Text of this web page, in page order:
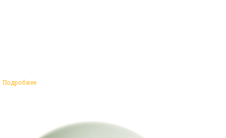
Подробнее